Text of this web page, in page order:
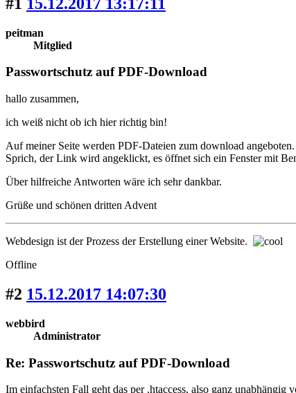
peitman
Mitglied
Passwortschutz auf PDF-Download
hallo zusammen,
ich weiß nicht ob ich hier richtig bin!
Auf meiner Seite werden PDF-Dateien zum download
Sprich, der Link wird angeklickt, es öffnet sich ein Fenster mit
Über hilfreiche Antworten wäre ich sehr dankbar.
Grüße und schönen dritten Advent
Webdesign ist der Prozess der Erstellung einer Website.
Offline
#2 15.12.2017 14:07:30
webbird
Administrator
Re: Passwortschutz auf PDF-Download
Im einfachsten Fall geht das per .htaccess, also ganz